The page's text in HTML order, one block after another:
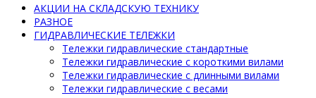
АКЦИИ НА СКЛАДСКУЮ ТЕХНИКУ
РАЗНОЕ
ГИДРАВЛИЧЕСКИЕ ТЕЛЕЖКИ
Тележки гидравлические стандартные
Тележки гидравлические с короткими вилами
Тележки гидравлические с длинными вилами
Тележки гидравлические с весами